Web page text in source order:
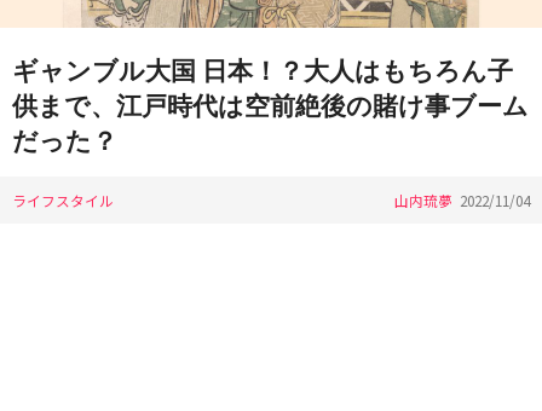
ギャンブル大国 日本！？大人はもちろん子
供まで、江戸時代は空前絶後の賭け事ブーム
だった？
ライフスタイル 山内琉夢 2022/11/04